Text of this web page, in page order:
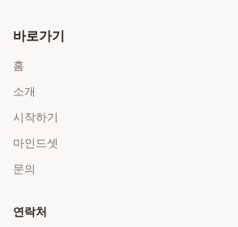
바로가기
홈
소개
시작하기
마인드셋
문의
연락처